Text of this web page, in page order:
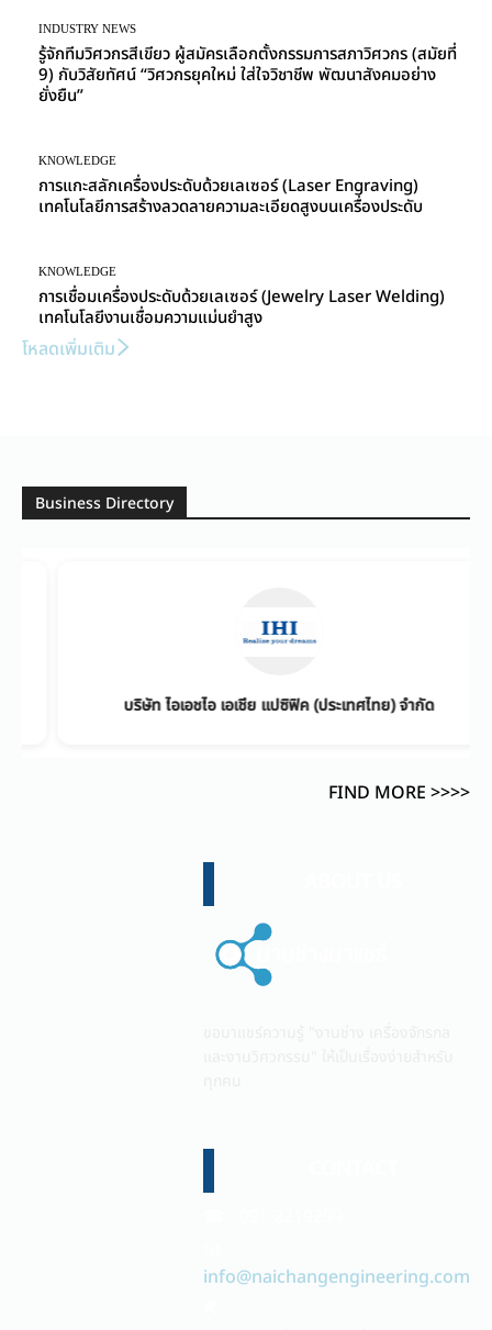
INDUSTRY NEWS
รู้จักทีมวิศวกรสีเขียว ผู้สมัครเลือกตั้งกรรมการสภาวิศวกร (สมัยที่
9) กับวิสัยทัศน์ “วิศวกรยุคใหม่ ใส่ใจวิชาชีพ พัฒนาสังคมอย่าง
ยั่งยืน”
KNOWLEDGE
การแกะสลักเครื่องประดับด้วยเลเซอร์ (Laser Engraving)
เทคโนโลยีการสร้างลวดลายความละเอียดสูงบนเครื่องประดับ
KNOWLEDGE
การเชื่อมเครื่องประดับด้วยเลเซอร์ (Jewelry Laser Welding)
เทคโนโลยีงานเชื่อมความแม่นยำสูง
โหลดเพิ่มเติม
Business Directory
บริษัท ไอเอชไอ เอเชีย แปซิฟิค (ประเทศไทย) จำกัด
FIND MORE >>>>
info@naichangengineering.com